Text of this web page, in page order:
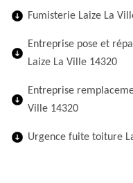
Fumisterie Laize La
Entreprise pose et
Laize La Ville 14320
Entreprise
Ville 14320
Urgence fuite toiture